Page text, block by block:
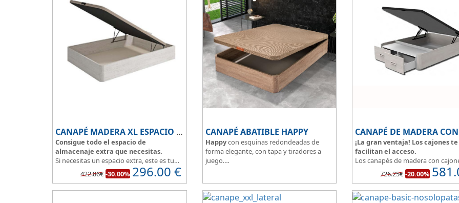
CANAPÉ MADERA XL ESPACIO EXTRA
Consigue todo el espacio de
almacenaje extra que necesitas.
Si necesitas un espacio extra, este es tu
canapé de madera, conseguirás sacar el
máximo partido a tu dormitorio.
Latapa esta reforzaday es muy
422.86€ -30.00% 296.00 €
CANAPÉ ABATIBLE HAPPY
Happycon esquinas redondeadas de
forma elegante, con tapa y tiradores a
juego.
El tapizado de la tapa en malla 3D
aumenta la transpirabilidad.
¡La gran ventaja! Los cajones te
facilitan el acceso.
Los canapés de madera con
permiten tener un espacio
de las ventajas que nos ofrecen es
puedes disponer y acceder a lo
almacenado en los cajones aunque
726.25€ -20.00%